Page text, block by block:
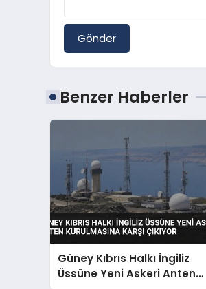
Gönder
Benzer Haberler
Güney Kıbrıs Halkı İngiliz
Üssüne Yeni Askeri Anten